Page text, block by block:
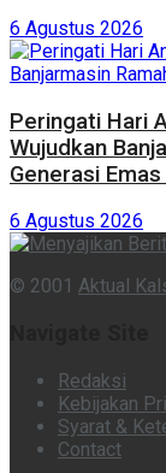
6 Agustus 2026
Peringati Hari
Wujudkan
Generasi
6 Agustus 2026
© 2001 Aktual
Redaksi
Kebijakan
Syarat &
Contact